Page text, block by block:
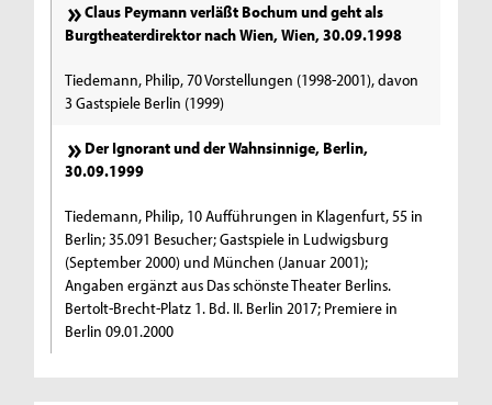
Claus Peymann verläßt Bochum und geht als
Burgtheaterdirektor nach Wien, Wien, 30.09.1998
Tiedemann, Philip, 70 Vorstellungen (1998-2001), davon
3 Gastspiele Berlin (1999)
Der Ignorant und der Wahnsinnige, Berlin,
30.09.1999
Tiedemann, Philip, 10 Aufführungen in Klagenfurt, 55 in
Berlin; 35.091 Besucher; Gastspiele in Ludwigsburg
(September 2000) und München (Januar 2001);
Angaben ergänzt aus Das schönste Theater Berlins.
Bertolt-Brecht-Platz 1. Bd. II. Berlin 2017; Premiere in
Berlin 09.01.2000